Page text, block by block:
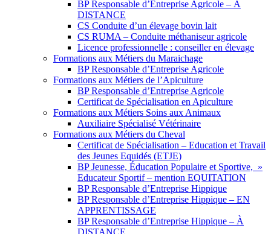
BP Responsable d’Entreprise Agricole – À
DISTANCE
CS Conduite d’un élevage bovin lait
CS RUMA – Conduite méthaniseur agricole
Licence professionnelle : conseiller en élevage
Formations aux Métiers du Maraichage
BP Responsable d’Entreprise Agricole
Formations aux Métiers de l’Apiculture
BP Responsable d’Entreprise Agricole
Certificat de Spécialisation en Apiculture
Formations aux Métiers Soins aux Animaux
Auxiliaire Spécialisé Vétérinaire
Formations aux Métiers du Cheval
Certificat de Spécialisation – Education et Travail
des Jeunes Equidés (ETJE)
BP Jeunesse, Éducation Populaire et Sportive, »
Educateur Sportif – mention EQUITATION
BP Responsable d’Entreprise Hippique
BP Responsable d’Entreprise Hippique – EN
APPRENTISSAGE
BP Responsable d’Entreprise Hippique – À
DISTANCE